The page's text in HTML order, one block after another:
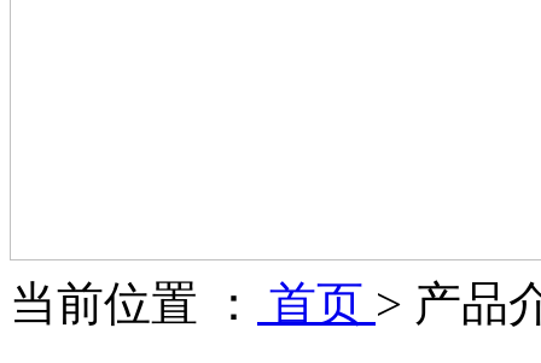
当前位置 ： 首页 > 产品